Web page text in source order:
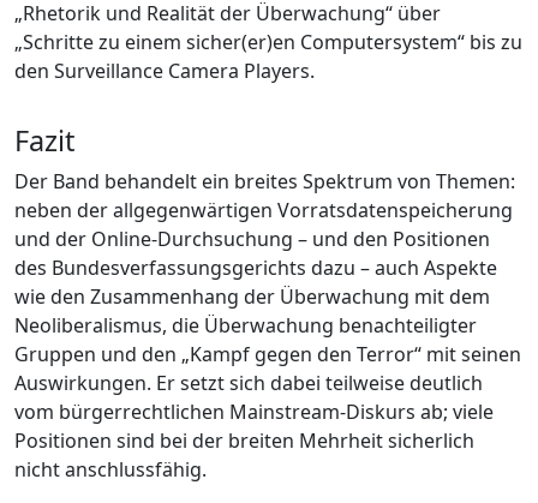
„Rhetorik und Realität der Überwachung“ über
„Schritte zu einem sicher(er)en Computersystem“ bis zu
den Surveillance Camera Players.
Fazit
Der Band behandelt ein breites Spektrum von Themen:
neben der allgegenwärtigen Vorratsdatenspeicherung
und der Online-Durchsuchung – und den Positionen
des Bundesverfassungsgerichts dazu – auch Aspekte
wie den Zusammenhang der Überwachung mit dem
Neoliberalismus, die Überwachung benachteiligter
Gruppen und den „Kampf gegen den Terror“ mit seinen
Auswirkungen. Er setzt sich dabei teilweise deutlich
vom bürgerrechtlichen Mainstream-Diskurs ab; viele
Positionen sind bei der breiten Mehrheit sicherlich
nicht anschlussfähig.